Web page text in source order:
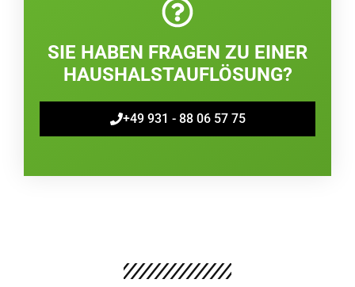
SIE HABEN FRAGEN ZU EINER
HAUSHALSTAUFLÖSUNG?
+49 931 - 88 06 57 75